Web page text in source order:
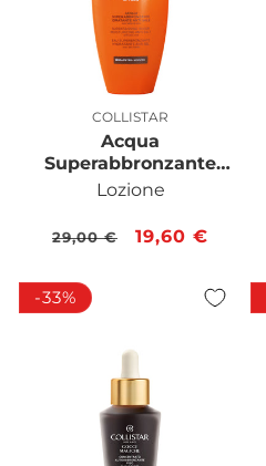
Produttore:
COLLISTAR
Acqua
Superabbronzante
Idratante Anti-Sale
ML
Lozione
Prezzo
listino
29,00 €
Prezzo
19,60 €
-33%